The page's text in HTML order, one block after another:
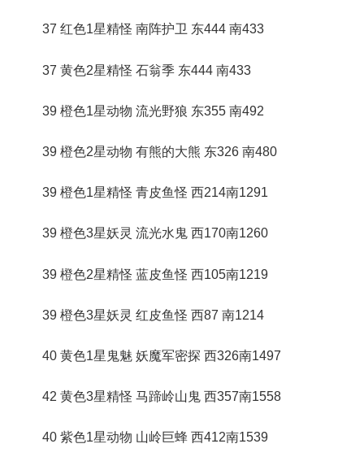
37 红色1星精怪 南阵护卫 东444 南433
37 黄色2星精怪 石翁季 东444 南433
39 橙色1星动物 流光野狼 东355 南492
39 橙色2星动物 有熊的大熊 东326 南480
39 橙色1星精怪 青皮鱼怪 西214南1291
39 橙色3星妖灵 流光水鬼 西170南1260
39 橙色2星精怪 蓝皮鱼怪 西105南1219
39 橙色3星妖灵 红皮鱼怪 西87 南1214
40 黄色1星鬼魅 妖魔军密探 西326南1497
42 黄色3星精怪 马蹄岭山鬼 西357南1558
40 紫色1星动物 山岭巨蜂 西412南1539